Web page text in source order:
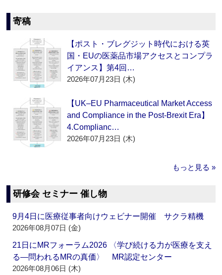
寄稿
【ポスト・ブレグジット時代における英
国・EUの医薬品市場アクセスとコンプラ
イアンス】第4回…
2026年07月23日 (木)
【UK–EU Pharmaceutical Market Access
and Compliance in the Post-Brexit Era】
4.Complianc…
2026年07月23日 (木)
もっと見る »
研修会 セミナー 催し物
9月4日に医療従事者向けウェビナー開催 サクラ精機
2026年08月07日 (金)
21日にMRフォーラム2026 〈学び続ける力が医療を支え
る―問われるMRの真価〉 MR認定センター
2026年08月06日 (木)